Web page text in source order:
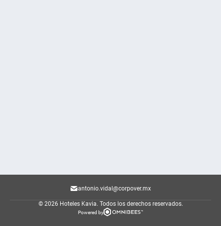
antonio.vidal@corpover.mx
© 2026 Hoteles Kavia. Todos los derechos reservados.
Powered by